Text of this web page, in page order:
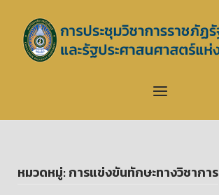
content
Home
Menu
หมวดหมู่:การแข่งขันทักษะทางวิชาการ